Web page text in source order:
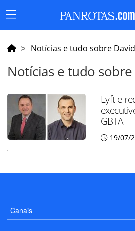
Menu
Principal
Notícias e tudo sobre
Notícias e tudo sobre
Lyft e
GBTA
19/07/
Canais